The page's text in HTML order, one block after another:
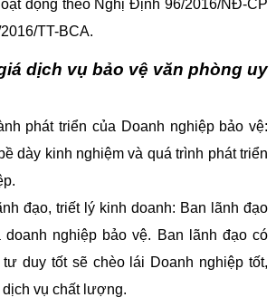
động theo Nghị Định 96/2016/NĐ-CP
TT-BCA.
dịch vụ bảo vệ văn phòng uy
phát triển của Doanh nghiệp bảo vệ:
dày kinh nghiệm và quá trình phát triển
đạo, triết lý kinh doanh: Ban lãnh đạo
doanh nghiệp bảo vệ. Ban lãnh đạo có
duy tốt sẽ chèo lái Doanh nghiệp tốt,
dịch vụ chất lượng.